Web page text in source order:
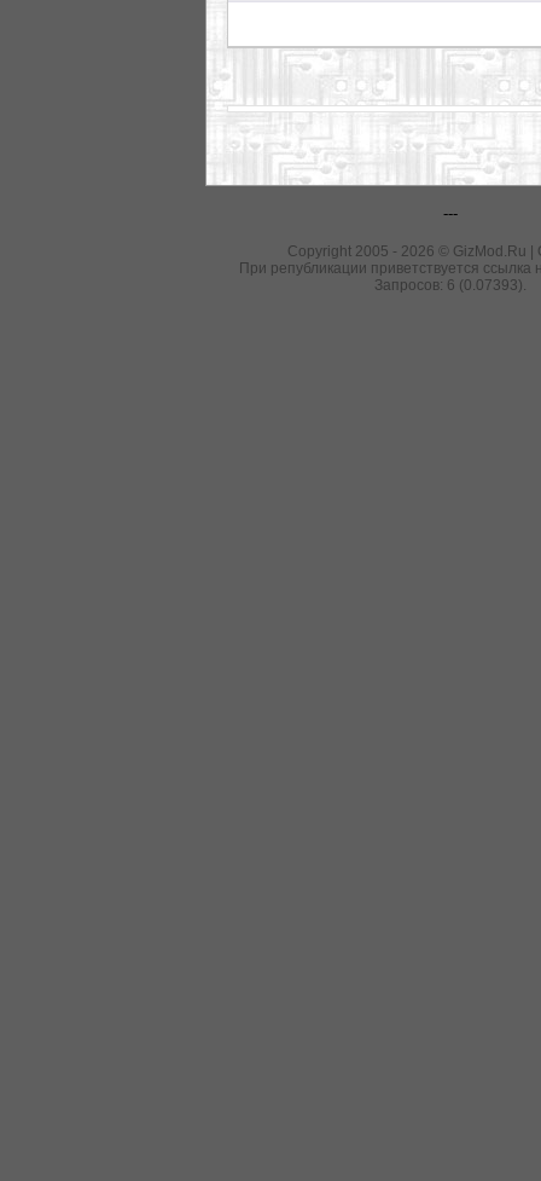
---
Copyright 2005 - 2026 © GizMod.Ru |
При републикации приветствуется ссылка
Запросов: 6 (0.07393).